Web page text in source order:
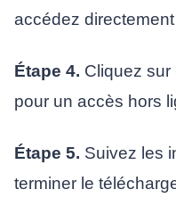
accédez
Étape 4. Cliquez sur
pour un accès hors
Étape 5. Suivez les
terminer le